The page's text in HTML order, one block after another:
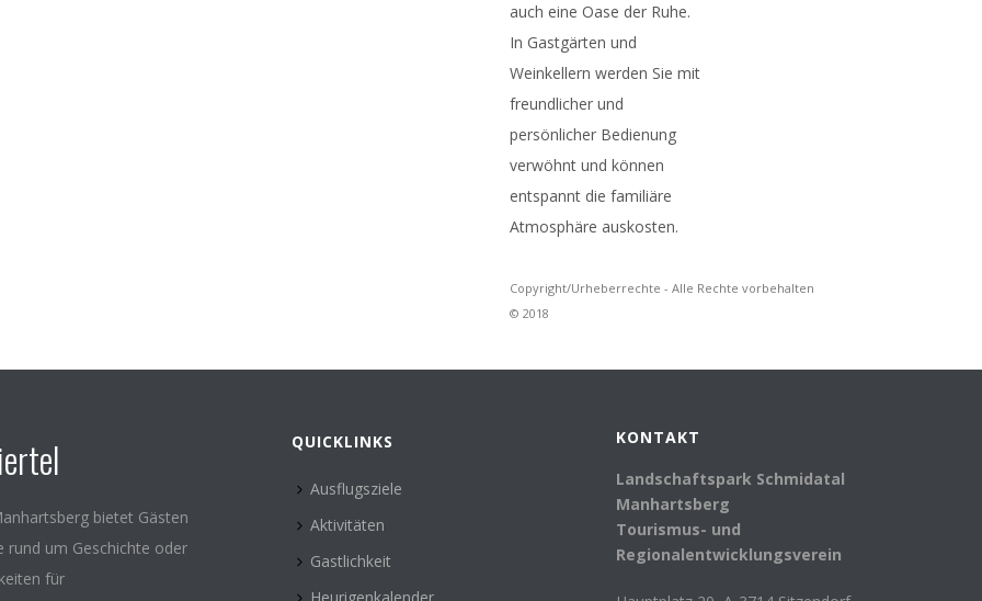
auch eine Oase der Ruhe.
In Gastgärten und
Weinkellern werden Sie mit
freundlicher und
persönlicher Bedienung
verwöhnt und können
entspannt die familiäre
Atmosphäre auskosten.
Copyright/Urheberrechte - Alle Rechte vorbehalten
© 2018
bietet Gästen
rund um Geschichte oder
für
QUICKLINKS
Ausflugsziele
Aktivitäten
Gastlichkeit
KONTAKT
Landschaftspark Schmidatal
Manhartsberg
Tourismus- und
Regionalentwicklungsverein